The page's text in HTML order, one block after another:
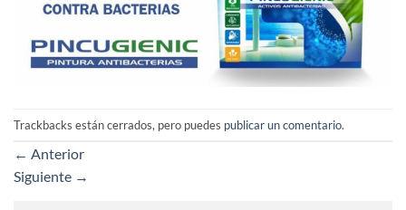
Trackbacks están cerrados, pero puedes publicar un comentario.
← Anterior
Siguiente →